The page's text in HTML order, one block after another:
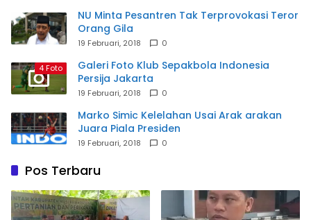
NU Minta Pesantren Tak Terprovokasi Teror
Orang Gila
19 Februari, 2018 0
4 Foto
Galeri Foto Klub Sepakbola Indonesia
Persija Jakarta
19 Februari, 2018 0
Marko Simic Kelelahan Usai Arak arakan
Juara Piala Presiden
19 Februari, 2018 0
Pos Terbaru